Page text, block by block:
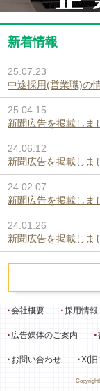
新着情報
25.07.23
中途採用(営業職)の
25.04.15
新聞広告を掲載しま
24.06.12
新聞広告を掲載しま
24.02.07
新聞広告を掲載しま
24.01.26
新聞広告を掲載しま
会社概要 採用情報
広告媒体のご案内
お問い合わせ X(旧